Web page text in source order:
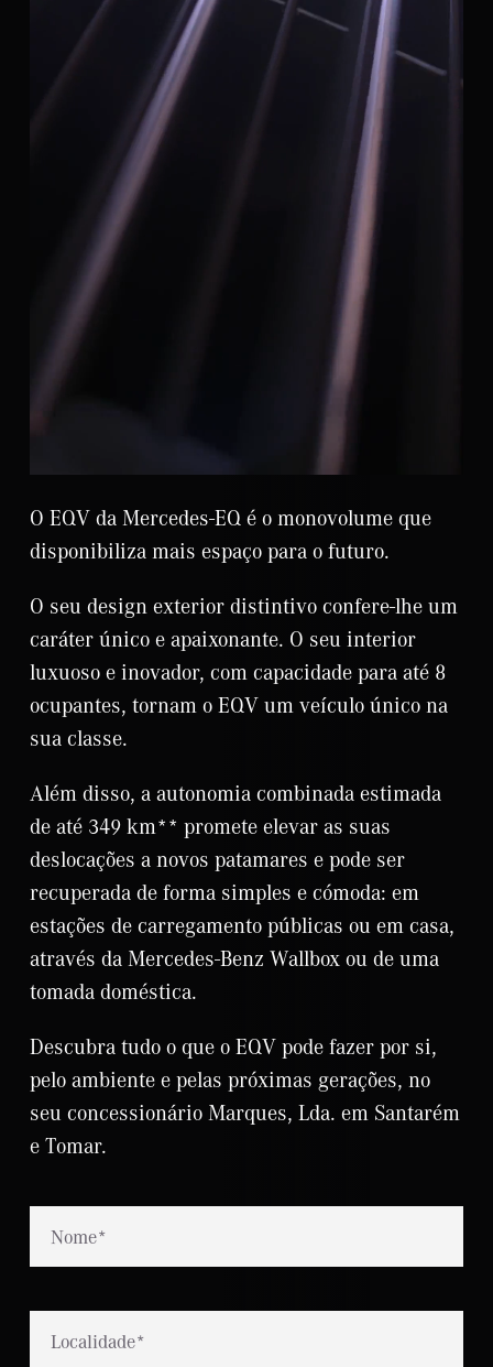
O EQV da Mercedes-EQ é o monovolume que
disponibiliza mais espaço para o futuro.
O seu design exterior distintivo confere-lhe um
caráter único e apaixonante. O seu interior
luxuoso e inovador, com capacidade para até 8
ocupantes, tornam o EQV um veículo único na
sua classe.
Além disso, a autonomia combinada estimada
de até 349 km** promete elevar as suas
deslocações a novos patamares e pode ser
recuperada de forma simples e cómoda: em
estações de carregamento públicas ou em casa,
através da Mercedes-Benz Wallbox ou de uma
tomada doméstica.
Descubra tudo o que o EQV pode fazer por si,
pelo ambiente e pelas próximas gerações, no
seu concessionário Marques, Lda. em Santarém
e Tomar.